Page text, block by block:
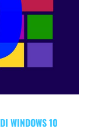
WINDOWS 10